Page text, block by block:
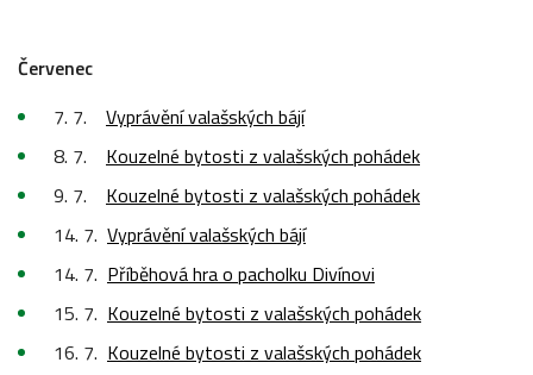
Červenec
7. 7. Vyprávění valašských bájí
8. 7. Kouzelné bytosti z valašských pohádek
9. 7. Kouzelné bytosti z valašských pohádek
14. 7. Vyprávění valašských bájí
14. 7. Příběhová hra o pacholku Divínovi
15. 7. Kouzelné bytosti z valašských pohádek
16. 7. Kouzelné bytosti z valašských pohádek